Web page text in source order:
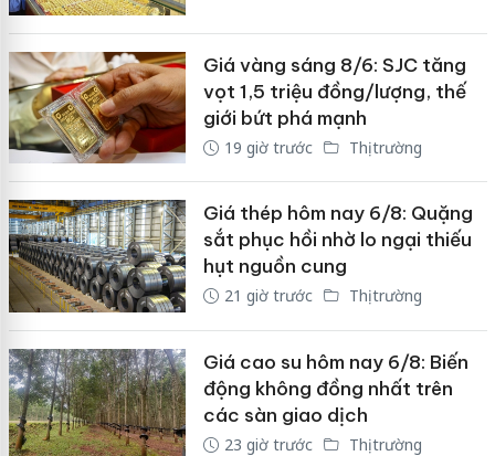
Giá vàng sáng 8/6: SJC tăng
vọt 1,5 triệu đồng/lượng, thế
giới bứt phá mạnh
19 giờ trước Thị trường
Giá thép hôm nay 6/8: Quặng
sắt phục hồi nhờ lo ngại thiếu
hụt nguồn cung
21 giờ trước Thị trường
Giá cao su hôm nay 6/8: Biến
động không đồng nhất trên
các sàn giao dịch
23 giờ trước Thị trường